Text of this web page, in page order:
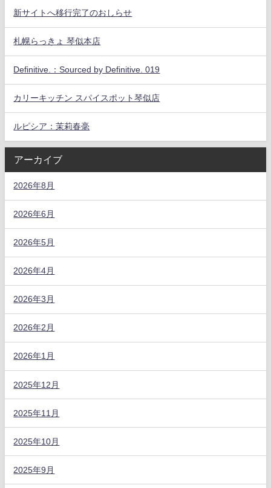
新サイトへ移行完了のおしらせ
札幌らっきょ 琴似本店
Definitive.：Sourced by Definitive. 019
カリーキッチン スパイスポット琴似店
ルピシア：茉莉春毫
アーカイブ
2026年8月
2026年6月
2026年5月
2026年4月
2026年3月
2026年2月
2026年1月
2025年12月
2025年11月
2025年10月
2025年9月